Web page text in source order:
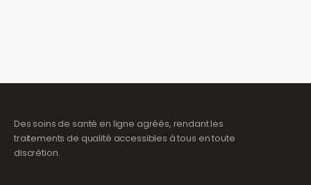
Des soins de santé en ligne agréés, rendant les
traitements de qualité accessibles à tous en toute
discrétion.